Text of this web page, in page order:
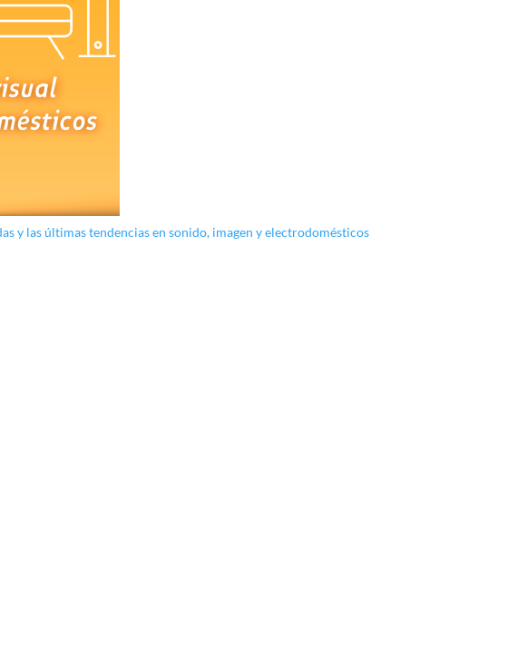
y las últimas tendencias en sonido, imagen y electrodomésticos